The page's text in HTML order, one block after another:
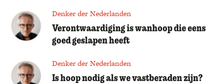
Denker der Nederlanden
Verontwaardiging is wanhoop die eens
goed geslapen heeft
Denker der Nederlanden
Is hoop nodig als we vastberaden zijn?